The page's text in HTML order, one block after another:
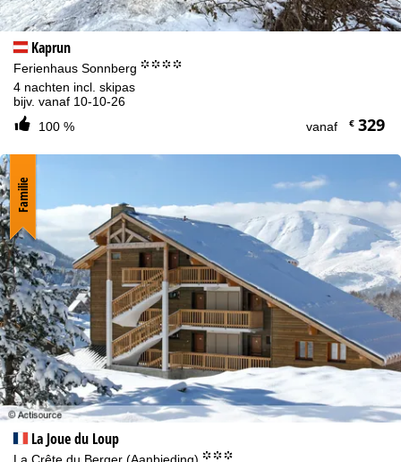
Kaprun
Ferienhaus Sonnberg °°°°
4 nachten incl. skipas
bijv. vanaf 10-10-26
100 %
vanaf €329
La Joue du Loup
°°°
Familie